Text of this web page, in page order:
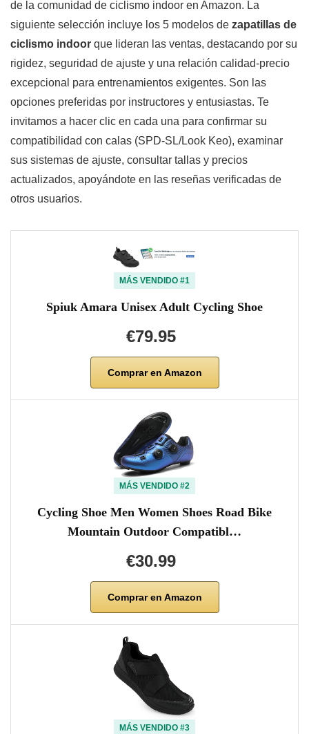
de la comunidad de ciclismo indoor en Amazon. La
siguiente selección incluye los 5 modelos de zapatillas de
ciclismo indoor que lideran las ventas, destacando por su
rigidez, seguridad de ajuste y una relación calidad-precio
excepcional para entrenamientos exigentes. Son las
opciones preferidas por instructores y entusiastas. Te
invitamos a hacer clic en cada una para confirmar su
compatibilidad con calas (SPD-SL/Look Keo), examinar
sus sistemas de ajuste, consultar tallas y precios
actualizados, apoyándote en las reseñas verificadas de
otros usuarios.
MÁS VENDIDO #1
Spiuk Amara Unisex Adult Cycling Shoe
€79.95
Comprar en Amazon
MÁS VENDIDO #2
Cycling Shoe Men Women Shoes Road Bike
Mountain Outdoor Compatibl…
€30.99
Comprar en Amazon
MÁS VENDIDO #3